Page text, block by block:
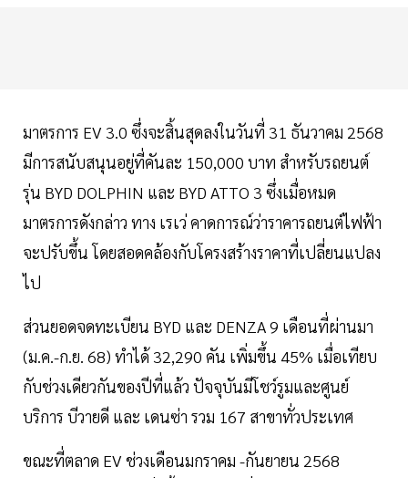
มาตรการ EV 3.0 ซึ่งจะสิ้นสุดลงในวันที่ 31 ธันวาคม 2568
มีการสนับสนุนอยู่ที่คันละ 150,000 บาท สำหรับรถยนต์
รุ่น BYD DOLPHIN และ BYD ATTO 3 ซึ่งเมื่อหมด
มาตรการดังกล่าว ทาง เรเว่ คาดการณ์ว่าราคารถยนต์ไฟฟ้า
จะปรับขึ้น โดยสอดคล้องกับโครงสร้างราคาที่เปลี่ยนแปลง
ไป
ส่วนยอดจดทะเบียน BYD และ DENZA 9 เดือนที่ผ่านมา
(ม.ค.-ก.ย. 68) ทำได้ 32,290 คัน เพิ่มขึ้น 45% เมื่อเทียบ
กับช่วงเดียวกันของปีที่แล้ว ปัจจุบันมีโชว์รูมและศูนย์
บริการ บีวายดี และ เดนซ่า รวม 167 สาขาทั่วประเทศ
ขณะที่ตลาด EV ช่วงเดือนมกราคม -กันยายน 2568